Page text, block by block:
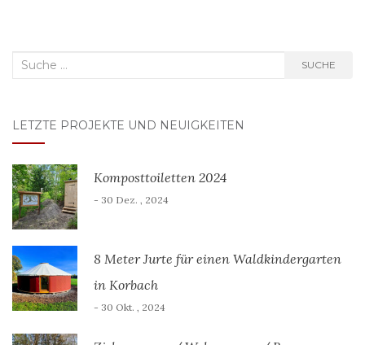
Suche
SUCHE
LETZTE PROJEKTE UND NEUIGKEITEN
Komposttoiletten 2024
- 30 Dez. , 2024
8 Meter Jurte für einen Waldkindergarten
in Korbach
- 30 Okt. , 2024